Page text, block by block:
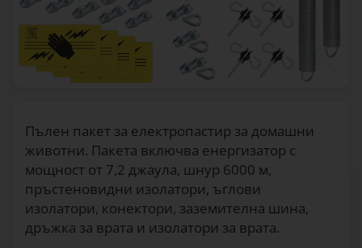
Пълен пакет за електропастир за домашни
животни. Пакета включва енергизатор с
мощност от 7,2 джаула, шнур 6000 м,
пръстеновидни изолатори, ъглови
изолатори, конектори, заземителна шина,
дръжка за врата и изолатори за врата.